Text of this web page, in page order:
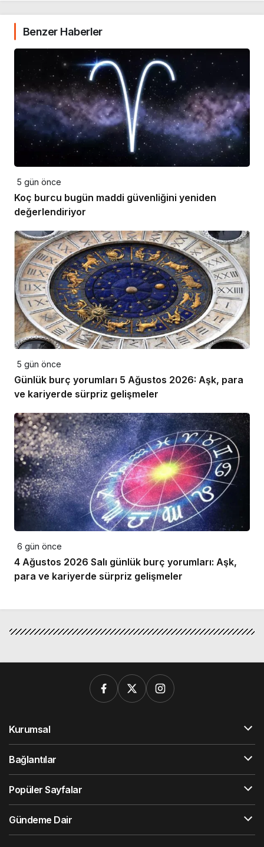
Benzer Haberler
5 gün önce
Koç burcu bugün maddi güvenliğini yeniden
değerlendiriyor
5 gün önce
Günlük burç yorumları 5 Ağustos 2026: Aşk, para
ve kariyerde sürpriz gelişmeler
6 gün önce
4 Ağustos 2026 Salı günlük burç yorumları: Aşk,
para ve kariyerde sürpriz gelişmeler
Kurumsal
Bağlantılar
Popüler Sayfalar
Gündeme Dair